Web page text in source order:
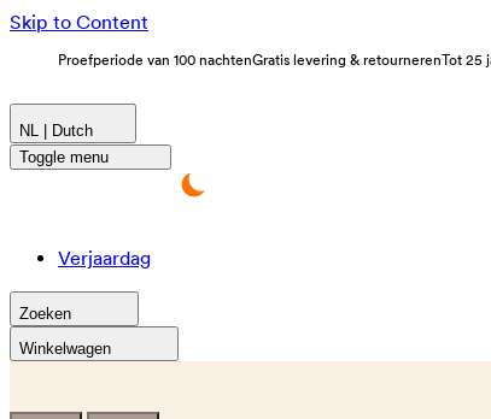
Skip to Content
Proefperiode van 100 nachtenGratis levering & retournerenTot 25
NL | Dutch
Toggle menu
Verjaardag
Zoeken
Winkelwagen